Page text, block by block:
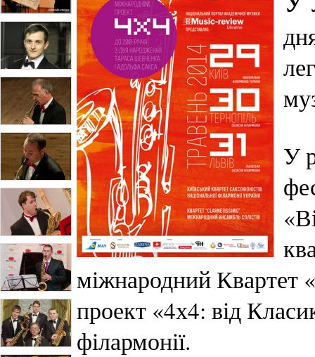
У
міжнародний Квартет
проект «4х4: від
філармонії.